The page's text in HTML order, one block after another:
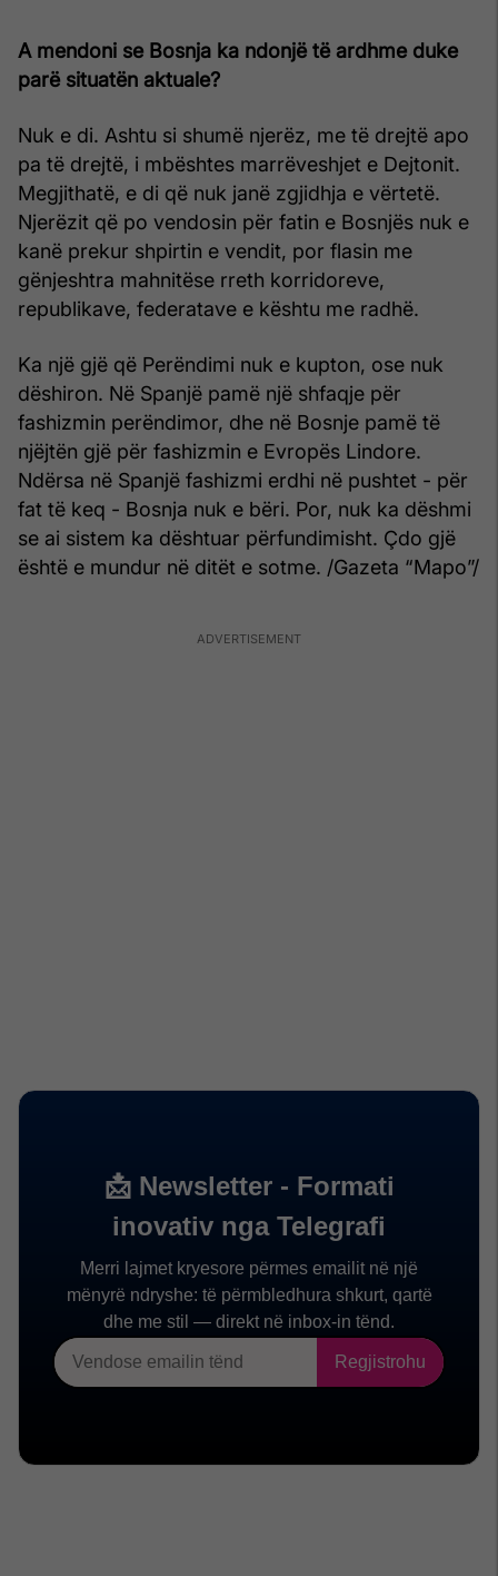
A mendoni se Bosnja ka ndonjë të ardhme duke
parë situatën aktuale?
Nuk e di. Ashtu si shumë njerëz, me të drejtë apo
pa të drejtë, i mbështes marrëveshjet e Dejtonit.
Megjithatë, e di që nuk janë zgjidhja e vërtetë.
Njerëzit që po vendosin për fatin e Bosnjës nuk e
kanë prekur shpirtin e vendit, por flasin me
gënjeshtra mahnitëse rreth korridoreve,
republikave, federatave e kështu me radhë.
Ka një gjë që Perëndimi nuk e kupton, ose nuk
dëshiron. Në Spanjë pamë një shfaqje për
fashizmin perëndimor, dhe në Bosnje pamë të
njëjtën gjë për fashizmin e Evropës Lindore.
Ndërsa në Spanjë fashizmi erdhi në pushtet - për
fat të keq - Bosnja nuk e bëri. Por, nuk ka dëshmi
se ai sistem ka dështuar përfundimisht. Çdo gjë
është e mundur në ditët e sotme. /Gazeta “Mapo”/